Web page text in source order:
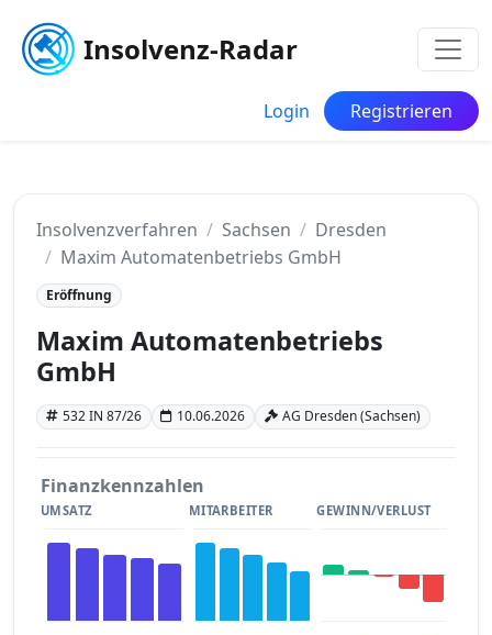
Insolvenz-Radar
Login Registrieren
Insolvenzverfahren Sachsen
Dresden
Maxim Automatenbetriebs GmbH
Eröffnung
Maxim Automatenbetriebs
GmbH
532 IN 87/26 10.06.2026 AG Dresden (Sachsen)
Finanzkennzahlen
UMSATZ MITARBEITER GEWINN/VERLUST